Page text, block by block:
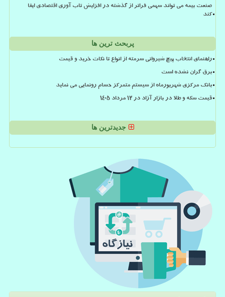
صنعت بیمه می تواند سهمی فراتر از گذشته در افزایش تاب آوری اقتصادی ایفا
کند
پربحث ترین ها
راهنمای انتخاب پیچ شیروانی سرمته از انواع تا نکات خرید و قیمت
برق گران نشده است
بانک مرکزی شهریورماه از سیستم متمرکز حسام رونمایی می نماید
قیمت سکه و طلا در بازار آزاد در ۱۲ مرداد ۱۴۰۵
جدیدترین ها